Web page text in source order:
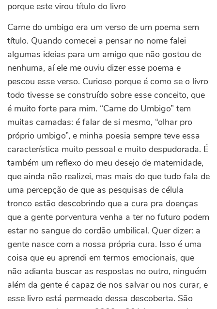
porque este virou título do livro
Carne do umbigo era um verso de um poema sem
título. Quando comecei a pensar no nome falei
algumas ideias para um amigo que não gostou de
nenhuma, aí ele me ouviu dizer esse poema e
pescou esse verso. Curioso porque é como se o livro
todo tivesse se construído sobre esse conceito, que
é muito forte para mim. “Carne do Umbigo” tem
muitas camadas: é falar de si mesmo, “olhar pro
próprio umbigo”, e minha poesia sempre teve essa
característica muito pessoal e muito despudorada. É
também um reflexo do meu desejo de maternidade,
que ainda não realizei, mas mais do que tudo fala de
uma percepção de que as pesquisas de célula
tronco estão descobrindo que a cura pra doenças
que a gente porventura venha a ter no futuro podem
estar no sangue do cordão umbilical. Quer dizer: a
gente nasce com a nossa própria cura. Isso é uma
coisa que eu aprendi em termos emocionais, que
não adianta buscar as respostas no outro, ninguém
além da gente é capaz de nos salvar ou nos curar, e
esse livro está permeado dessa descoberta. São